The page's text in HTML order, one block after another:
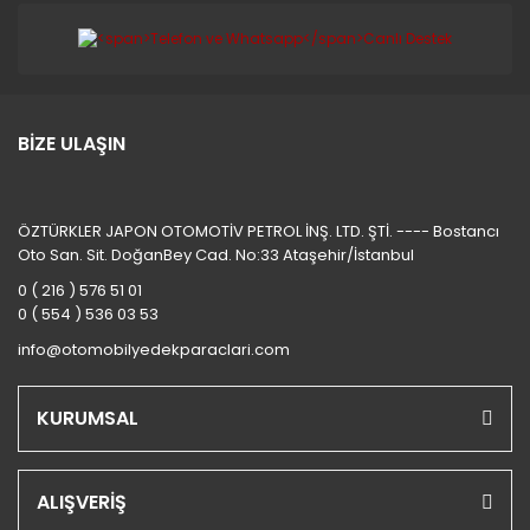
BİZE ULAŞIN
ÖZTÜRKLER JAPON OTOMOTİV PETROL İNŞ. LTD. ŞTİ. ---- Bostancı
Oto San. Sit. DoğanBey Cad. No:33 Ataşehir/İstanbul
0 ( 216 ) 576 51 01
0 ( 554 ) 536 03 53
info@otomobilyedekparaclari.com
KURUMSAL
ALIŞVERİŞ